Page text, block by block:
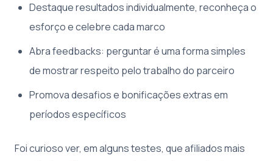
Destaque resultados individualmente, reconheça o
esforço e celebre cada marco
Abra feedbacks: perguntar é uma forma simples
de mostrar respeito pelo trabalho do parceiro
Promova desafios e bonificações extras em
períodos específicos
Foi curioso ver, em alguns testes, que afiliados mais